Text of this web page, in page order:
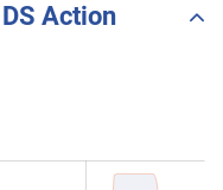
Action